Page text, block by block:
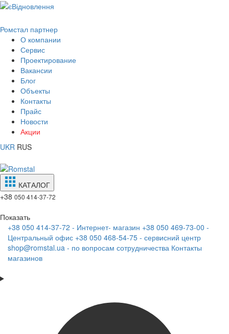
Ромстал партнер
О компании
Сервис
Проектирование
Вакансии
Блог
Объекты
Контакты
Прайс
Новости
Акции
UKR RUS
КАТАЛОГ
+38 050 414-37-72
Показать
+38 050 414-37-72 - Интернет- магазин +38 050 469-73-00 -
Центральный офис +38 050 468-54-75 - сервисний центр
shop@romstal.ua - по вопросам сотрудничества Контакты
магазинов